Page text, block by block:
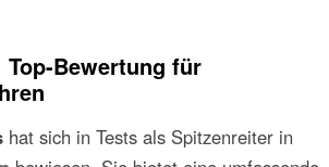
Top-Bewertung für
hat sich in Tests als Spitzenreiter in